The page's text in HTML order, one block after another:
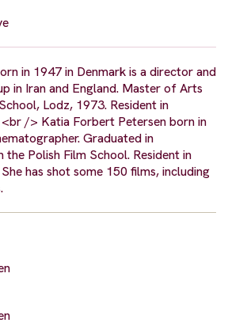
in 1947 in Denmark is a director and
in Iran and England. Master of Arts
Lodz, 1973. Resident in
<br /> Katia Forbert Petersen born in
Graduated in
Polish Film School. Resident in
has shot some 150 films, including